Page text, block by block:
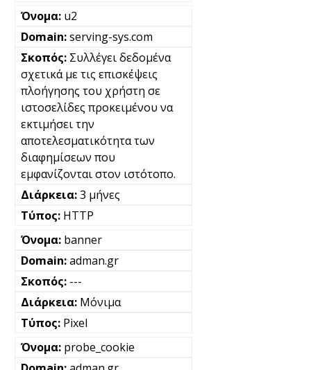
u2
serving-sys.com
Συλλέγει δεδομένα
σχετικά με τις επισκέψεις
πλοήγησης του χρήστη σε
ιστοσελίδες προκειμένου να
εκτιμήσει την
αποτελεσματικότητα των
διαφημίσεων που
εμφανίζονται στον ιστότοπο.
3 μήνες
HTTP
banner
adman.gr
---
Μόνιμα
Pixel
probe_cookie